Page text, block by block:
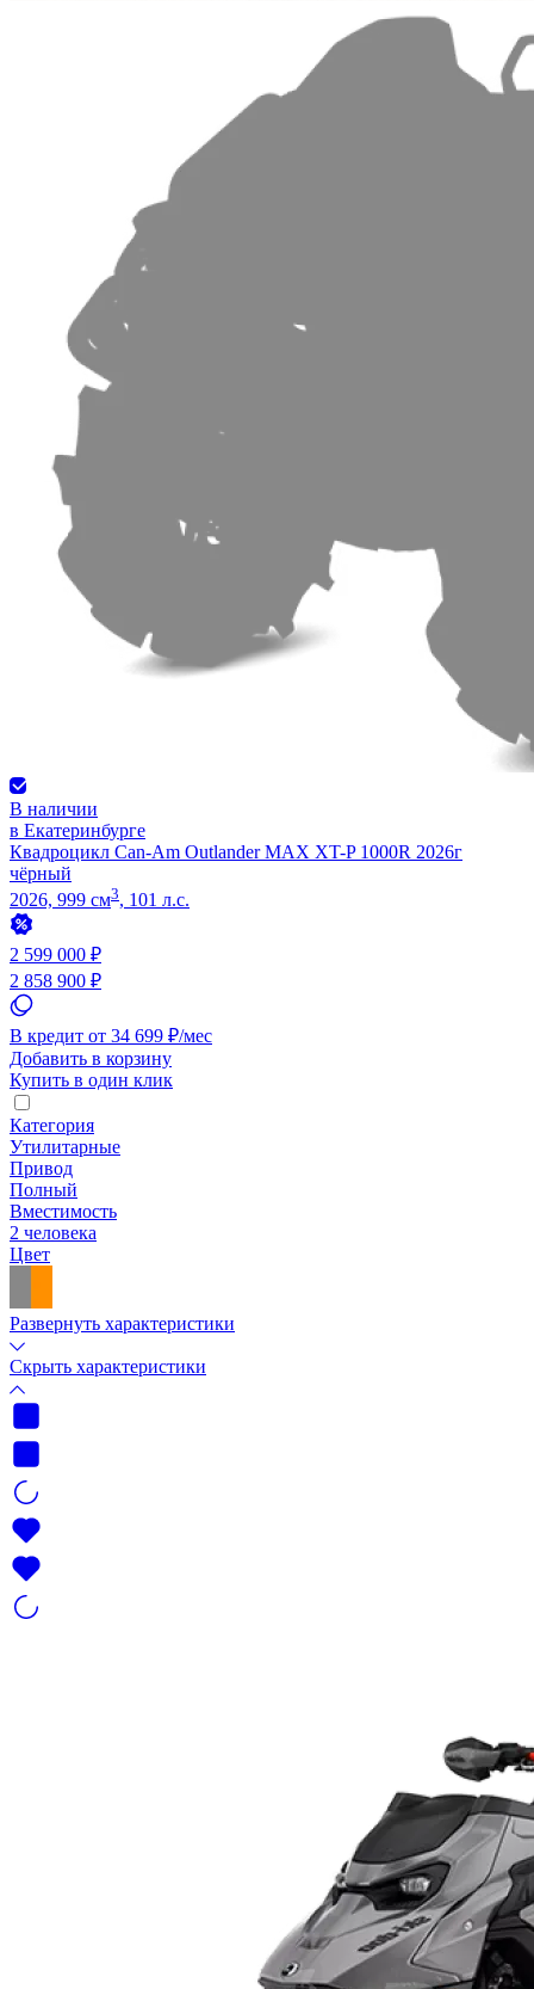
В наличии
в Екатеринбурге
Квадроцикл Can-Am Outlander MAX XT-P 1000R 2026г
чёрный
2026, 999 см3, 101 л.с.
2 599 000 ₽
2 858 900 ₽
В кредит от 34 699 ₽/мес
Добавить в корзину
Купить в один клик
Категория
Утилитарные
Привод
Полный
Вместимость
2 человека
Цвет
Развернуть характеристики
Скрыть характеристики